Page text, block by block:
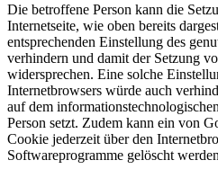
Die betroffene Person kann die
Internetseite, wie oben bereits
entsprechenden Einstellung des
verhindern und damit der Setzung
widersprechen. Eine solche
Internetbrowsers würde auch
auf dem
Person setzt. Zudem kann ein von
Cookie jederzeit über den
Softwareprogramme gelöscht